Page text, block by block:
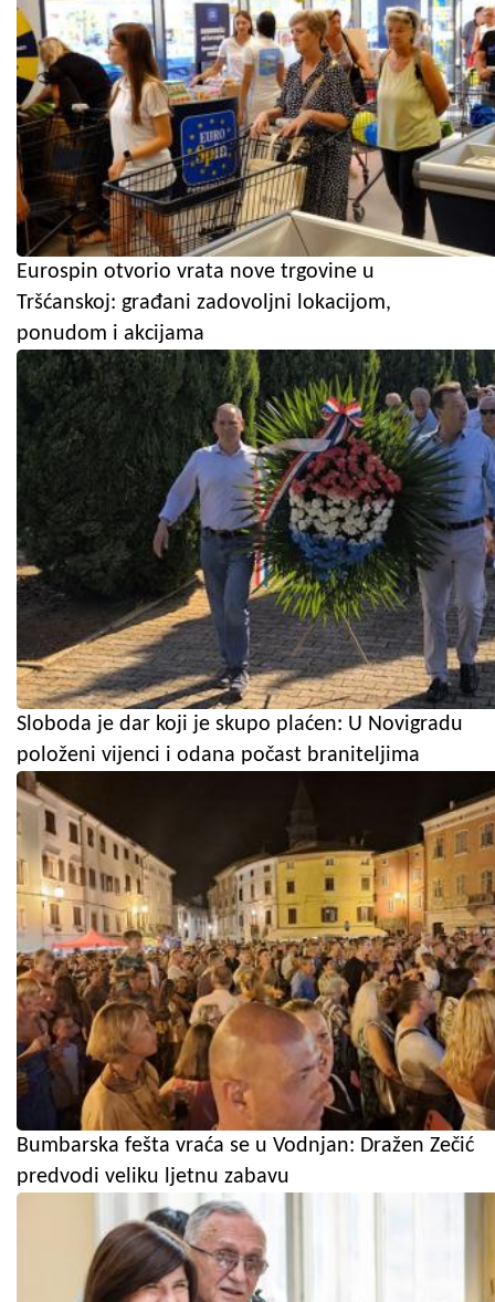
Eurospin otvorio vrata nove trgovine u
Tršćanskoj: građani zadovoljni lokacijom,
ponudom i akcijama
Sloboda je dar koji je skupo plaćen: U Novigradu
položeni vijenci i odana počast braniteljima
Bumbarska fešta vraća se u Vodnjan: Dražen Zečić
predvodi veliku ljetnu zabavu